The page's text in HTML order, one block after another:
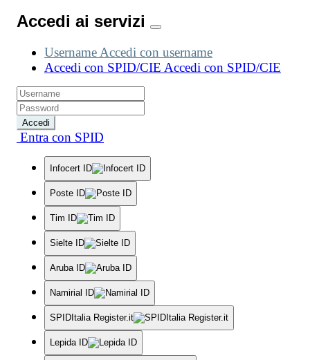
Accedi ai servizi
Username Accedi con username
Accedi con SPID/CIE Accedi con SPID/CIE
Accedi
Entra con SPID
Infocert ID
Poste ID
Tim ID
Sielte ID
Aruba ID
Namirial ID
SPIDItalia Register.it
Lepida ID